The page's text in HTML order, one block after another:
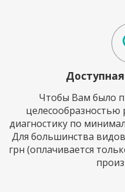
Чтобы Вам было
диагностику по
Для большинства
грн (оплачивается